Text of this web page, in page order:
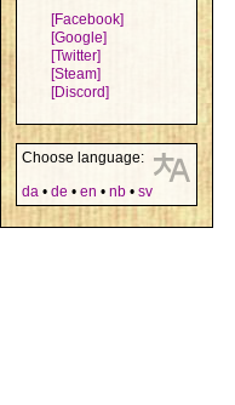
[Facebook]
[Google]
[Twitter]
[Steam]
[Discord]
Choose language:
da • de • en • nb • sv